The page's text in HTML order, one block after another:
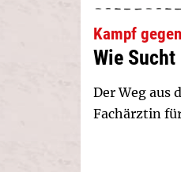
Kampf
Wie
Der Weg aus
Fachärztin